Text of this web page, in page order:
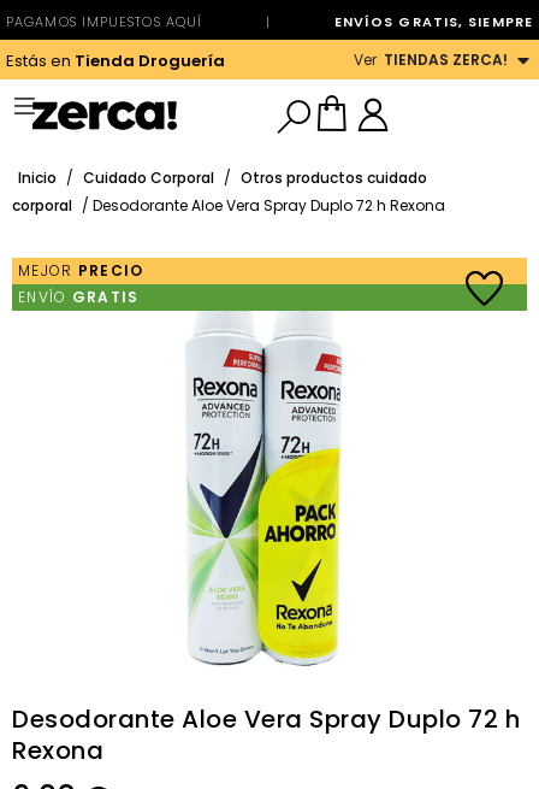
PAGAMOS IMPUESTOS AQUÍ | ENVÍOS GRATIS, SIEMPRE
Estás en Tienda Droguería Ver TIENDAS ZERCA!
Inicio / Cuidado Corporal / Otros productos cuidado
corporal / Desodorante Aloe Vera Spray Duplo 72 h Rexona
MEJOR PRECIO
ENVÍO GRATIS
Desodorante Aloe Vera Spray Duplo 72 h
Rexona